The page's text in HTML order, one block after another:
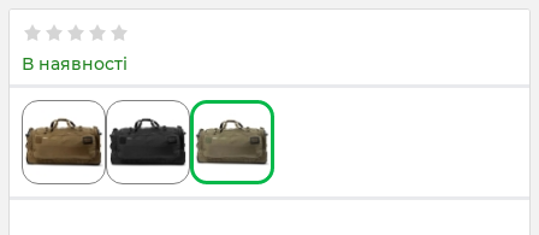
В наявності